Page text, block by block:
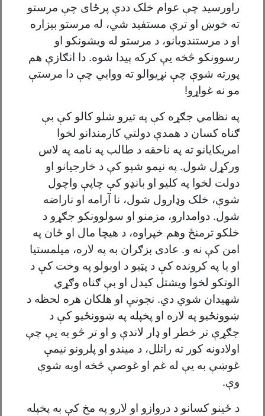
راورسید چې عوام خلک ددې پرځاى چې مرستو
ته خوښ او ترې مستفيد شي، له مرستو بيزاره
او د مرستندويانو، د مرستو له ويشونکو او
رسوونکو څخه يې کرکه پيدا شوه. دا انګازې هم
پورته شوې چې نړیوالو ته ووايي چې دا مرستې
مو نه غواړو!
په نظامي جګړه کې په تيرو شلو کالو کې بې
ګناه کسان د همدې دولتي کارمندانو لخوا
امريکايانو ته په ناحقه د طالب په نامه په لاس
ورکړل شول. په نيمو شپو کې د خارجيانو او
دولت لخوا په کليو او بانډو کې چاپې واچول
شوې، خلک وډارول شول، نا آرامه او ناراضه
شول. دوامدارو، مزمنو او سولوونکو جګړو د
خلکو ترمنځ وهم خپراوه، د هيچا مال او ځان په
امن کې نه و. عادی بزګران به په لاره، ميلمستيا
او يا په کرونده کې د پټيو د اوبولو په وخت کې د
الوتکو لخوا ويشتل کیدل او بې ګناه وګړي
شهيدان شوي دي. نجونې او هلکان هره لحظه د
ښوونځيو په لاره او پخپله په ښوونځيو کې د
جګړې تر خطر او ډار لاندې و او تر څو به یې چې
اولادونه کور ته راتلل، د میندو او پلرونو نيمې
غوښې به يې له غم او غوصې څخه اوبه شوې
وې.
د ځينو کسانو د دروازو او لارو په مخ کې به پخپله